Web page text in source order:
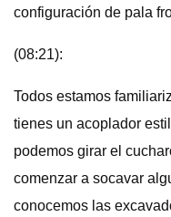
configuración de pala
(08:21):
Todos estamos
tienes un acoplador
podemos girar el
comenzar a socavar
conocemos las